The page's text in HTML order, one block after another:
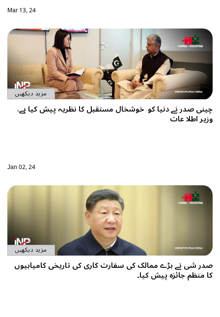
Mar 13, 24
مزید دیکھیں
چینی صدر نے دنیا کو خوشخال مستقبل کا نظریہ پیش کیا ہے،
وزیر اطلا عات
Jan 02, 24
مزید دیکھیں
صدر شی نے بڑے ممالک کی سفارت کاری کی تاریخی کامیابیوں
کا منظم جائزہ پیش کیا۔